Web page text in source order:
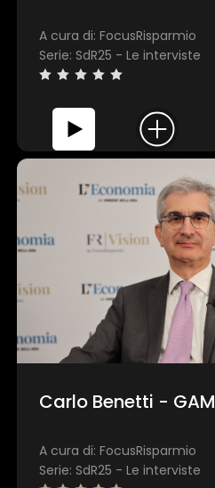
A cura di: FocusRisparmio
Serie: SdR25 - Le interviste
Carlo Benetti - GAM
A cura di: FocusRisparmio
Serie: SdR25 - Le interviste